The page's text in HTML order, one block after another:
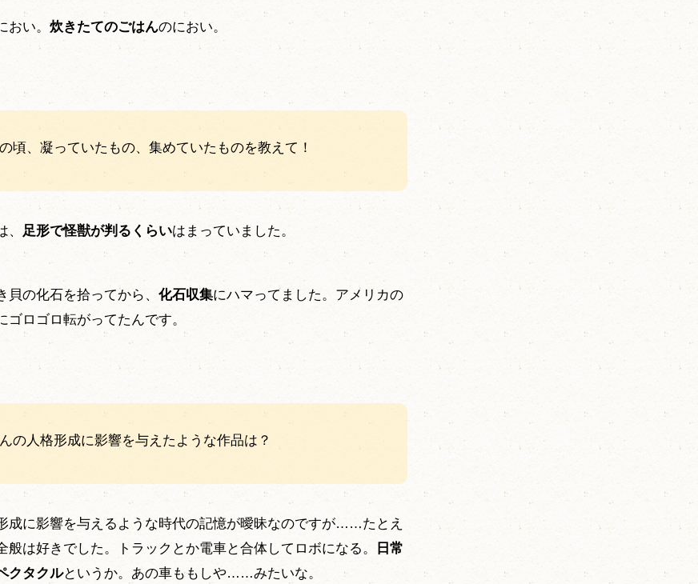
おい。炊きたてのごはんのにおい。
頃、凝っていたもの、集めていたものを教えて！
足形で怪獣が判るくらいはまっていました。
貝の化石を拾ってから、 化石収集にハマってました。アメリカの
ゴロゴロ転がってたんです。
の人格形成に影響を与えたような作品は？
成に影響を与えるような時代の記憶が曖昧なのですが……たとえ
般は好きでした。トラックとか電車と合体してロボになる。
日常
クタクルというか。あの車ももしや……みたいな。